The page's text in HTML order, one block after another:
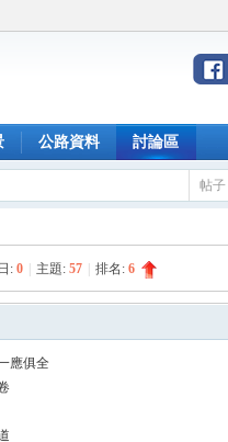
公路資料 討論區
帖子
: 0 主題: 57 排名: 6
應俱全